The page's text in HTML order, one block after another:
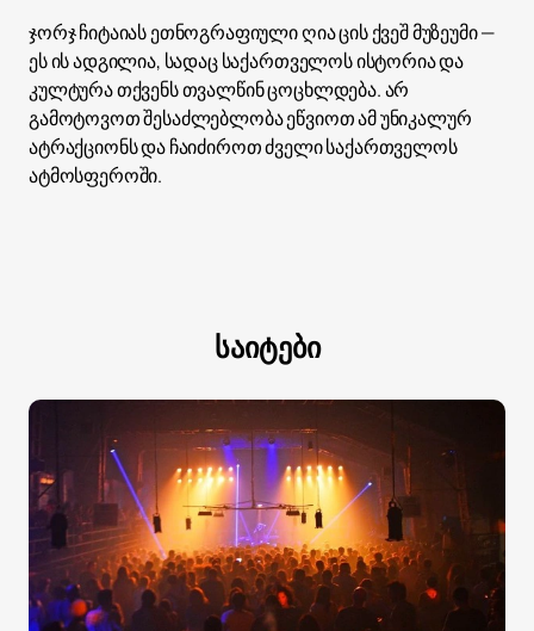
ჯორჯ ჩიტაიას ეთნოგრაფიული ღია ცის ქვეშ მუზეუმი —
ეს ის ადგილია, სადაც საქართველოს ისტორია და
კულტურა თქვენს თვალწინ ცოცხლდება. არ
გამოტოვოთ შესაძლებლობა ეწვიოთ ამ უნიკალურ
ატრაქციონს და ჩაიძიროთ ძველი საქართველოს
ატმოსფეროში.
საიტები